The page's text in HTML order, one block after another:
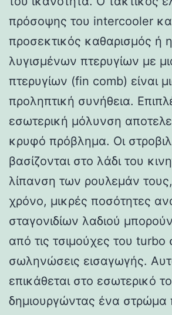
πρόσοψης του intercooler
προσεκτικός καθαρισμός ή
λυγισμένων πτερυγίων με
πτερυγίων (fin comb) είναι
προληπτική συνήθεια.
εσωτερική μόλυνση
κρυφό πρόβλημα. Οι
βασίζονται στο λάδι του
λίπανση των ρουλεμάν
χρόνο, μικρές ποσότητες
σταγονιδίων λαδιού
από τις τσιμούχες του turbo
σωληνώσεις εισαγωγής.
επικάθεται στο εσωτερικό
δημιουργώντας ένα στρώμα